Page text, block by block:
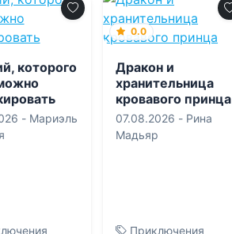
которого
- Мариэль
0.0
Дракон и
хранительница
кровавого принца
07.08.2026 - Рина
Мадьяр
Приключения